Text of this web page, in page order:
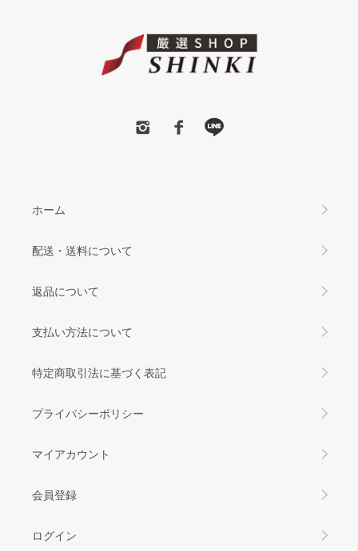
ホーム
配送・送料について
返品について
支払い方法について
特定商取引法に基づく表記
プライバシーポリシー
マイアカウント
会員登録
ログイン